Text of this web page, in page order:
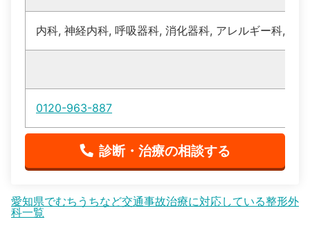
内科, 神経内科, 呼吸器科, 消化器科, アレルギー科, リ
0120-963-887
診断・治療の相談する
愛知県でむちうちなど交通事故治療に対応している整形外
科一覧